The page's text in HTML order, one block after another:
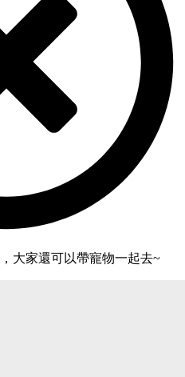
大家還可以帶寵物一起去~